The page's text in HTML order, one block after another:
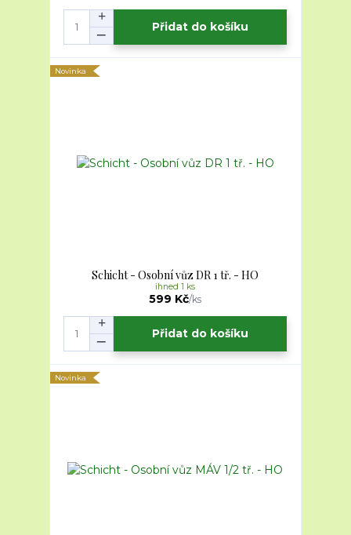
Přidat do košíku
Novinka
Schicht - Osobní vůz DR 1 tř. - HO
599 Kč/ks
ihned 1 ks
Přidat do košíku
Novinka